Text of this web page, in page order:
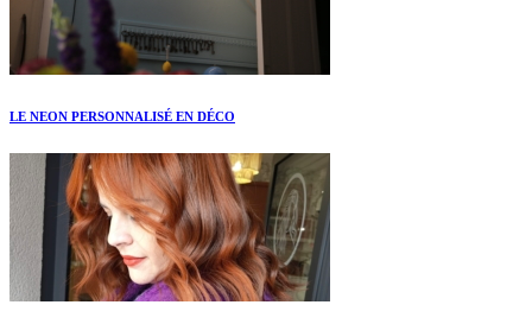
LE NEON PERSONNALISÉ EN DÉCO